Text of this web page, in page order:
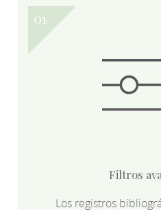
Filtros
Los registros